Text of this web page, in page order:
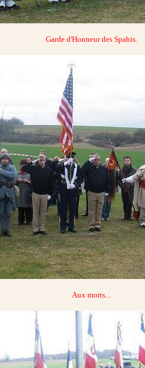
Garde d'Honneur des Spahis.
Aux morts...